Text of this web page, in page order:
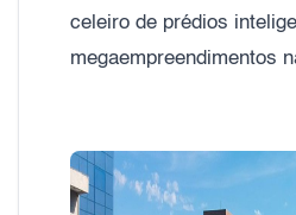
celeiro de prédios
megaempreendimentos